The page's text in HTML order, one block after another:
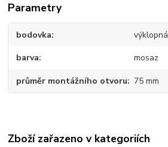
Parametry
bodovka výklopná
barva mosaz
průměr montážního otvoru 75 mm
Zboží zařazeno v kategoriích